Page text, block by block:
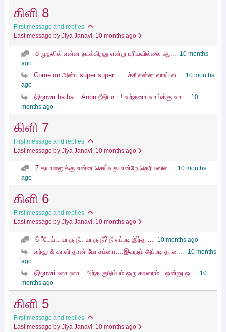
கிளி 8
First message and replies
Last message by Jiya Janavi, 10 months ago
8 முதலில் என்ன நடக்கிறது என்று புரியவில்லை ஆ...
10 months
ago
Come on அன்பு super super ..... ச்சீ என்ன வாய் வ...
10 months
ago
@gowri ha ha... Anbu நீதிடா.. ! வந்தனா வாய்க்கு வா...
10
months ago
கிளி 7
First message and replies
Last message by Jiya Janavi, 10 months ago
7 தயாளனுக்கு என்ன செய்வது என்றே தெரியவில...
10 months
ago
கிளி 6
First message and replies
Last message by Jiya Janavi, 10 months ago
6 "டேய்.. யாரு நீ.. யாரு நீ? நீ எப்படி இந்த ... 10 months ago
வந்து & காளி தான் மோசம்னா....இவரும் அப்படி தான...
10 months
ago
@gowri ஹா ஹா.. அந்த குடும்பம் ஒரு கலவரம்.. ஒன்னு ஒ...
10
months ago
கிளி 5
First message and replies
Last message by Jiya Janavi, 10 months ago